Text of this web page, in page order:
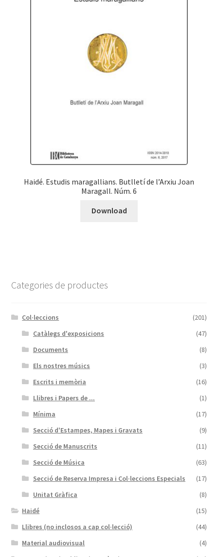
Haidé. Estudis maragallians. Butlletí de l’Arxiu Joan
Maragall. Núm. 6
Download
Categories de productes
Col·leccions
(201)
Catàlegs d'exposicions
(47)
Documents
(8)
Els nostres músics
(3)
Escrits i memòria
(16)
Llibres i Papers de ...
(1)
Mínima
(17)
Secció d'Estampes, Mapes i Gravats
(9)
Secció de Manuscrits
(11)
Secció de Música
(63)
Secció de Reserva Impresa i Col·leccions Especials
(17)
Unitat Gràfica
(8)
Haidé
(15)
Llibres (no inclosos a cap col·lecció)
(44)
Material audiovisual
(4)